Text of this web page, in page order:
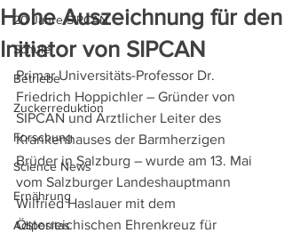
20 Jahre SIPCAN
Schule
Betriebe
Zuckerreduktion
Forschung
Science News
Ernährung
Adipositas
Hohe Auszeichnung für den
Initiator von SIPCAN
Primar Universitäts-Professor Dr.
Friedrich Hoppichler – Gründer von
SIPCAN und Ärztlicher Leiter des
Krankenhauses der Barmherzigen
Brüder in Salzburg – wurde am 13. Mai
vom Salzburger Landeshauptmann
Wilfried Haslauer mit dem
Österreichischen Ehrenkreuz für